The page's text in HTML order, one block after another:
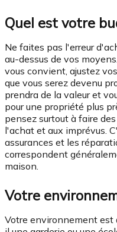
Quel est votre
Ne faites pas l'erreur
au-dessus de vos
vous convient, ajustez
que vous serez devenu
prendra de la valeur et
pour une propriété plus
pensez surtout à faire
l'achat et aux imprévus.
assurances et les
correspondent
maison.
Votre
Votre environnement est